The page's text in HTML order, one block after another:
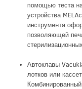
помощью теста
устройства
инструмента
позволяющей
Автоклавы
лотков или